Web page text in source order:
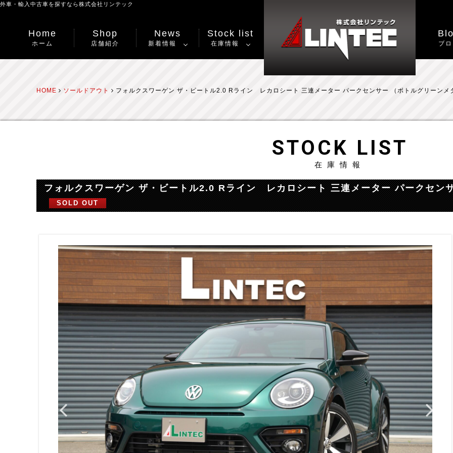
外車・輸入中古車を探すなら株式会社リンテック
Home
ホーム
Shop
店舗紹介
News
新着情報
Stock list
在庫情報 ブ
HOME ソールドアウト フォルクスワーゲン ザ・ビートル2.0 Rライン レカロシート 三連メーター パークセンサー （ボトルグリーンメ
STOCK LIST
在庫情報
フォルクスワーゲン ザ・ビートル2.0 Rライン レカロシート 三連メーター パークセン
SOLD OUT